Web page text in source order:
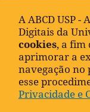
(ABCD-USP).
A ABCD USP -
Digitais da
cookies, a fim
aprimorar a
navegação
esse
Privacidade e